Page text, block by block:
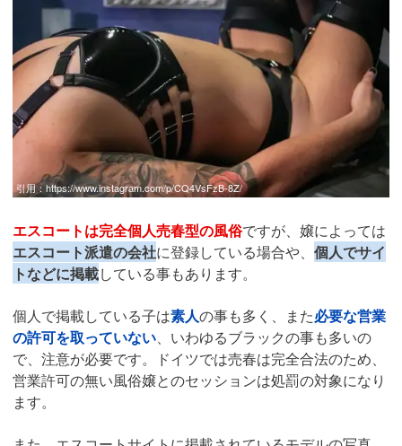
引用：https://www.instagram.com/p/CQ4VsFzB-8Z/
エスコートは完全個人売春型の風俗ですが、嬢によっては
エスコート派遣の会社に登録している場合や、 個人でサイ
トなどに掲載している事もあります。
個人で掲載している子は素人の事も多く、また必要な営業
の許可を取っていない、いわゆるブラックの事も多いの
で、注意が必要です。ドイツでは売春は完全合法のため、
営業許可の無い風俗嬢とのセッションは処罰の対象になり
ます。